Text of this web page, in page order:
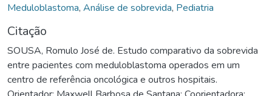
Meduloblastoma, Análise de sobrevida, Pediatria
Citação
SOUSA, Romulo José de. Estudo comparativo da sobrevida
entre pacientes com meduloblastoma operados em um
centro de referência oncológica e outros hospitais.